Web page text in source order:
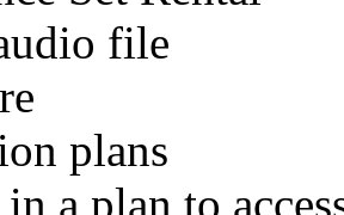
file
plans
a plan to